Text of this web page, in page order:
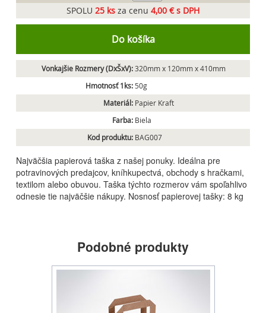
SPOLU 25 ks za cenu 4,00 € s DPH
Do košíka
Vonkajšie Rozmery (DxŠxV):320mm x 120mm x 410mm
Hmotnosť 1ks: 50g
Materiál: Papier Kraft
Farba: Biela
Kod produktu: BAG007
Najväčšia papierová taška z našej ponuky. Ideálna pre
potravinových predajcov, kníhkupectvá, obchody s hračkami,
textilom alebo obuvou. Taška týchto rozmerov vám spoľahlivo
odnesie tie najväčšie nákupy. Nosnosť papierovej tašky: 8 kg
Podobné produkty